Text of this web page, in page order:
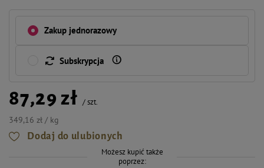
Zakup jednorazowy
Subskrypcja
87,29 zł /szt.
349,16 zł / kg
Dodaj do ulubionych
Możesz kupić także
poprzez: